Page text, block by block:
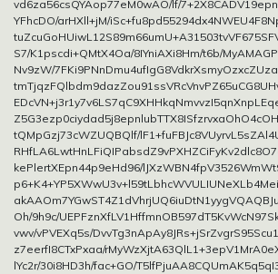
vd6za56csQYAop77eM0wAO/lf/
YFhcDO/arHXll+jM/
S7/K1pscdi+QMtX4Oa/8IYniAXi8Hm/t6b/
Nv9zW/
tQMpGzj73cWZUQBQlf/
kePlertXEpn44p9eHd96/
Oh/9h9c/
vwv/vPVEXq5s/
z7eerfI8CTxPxaa/
lYc2r/30i8HD3h/fac+GO/